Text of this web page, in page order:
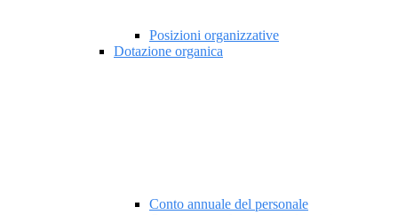
Posizioni organizzative
Dotazione organica
Conto annuale del personale